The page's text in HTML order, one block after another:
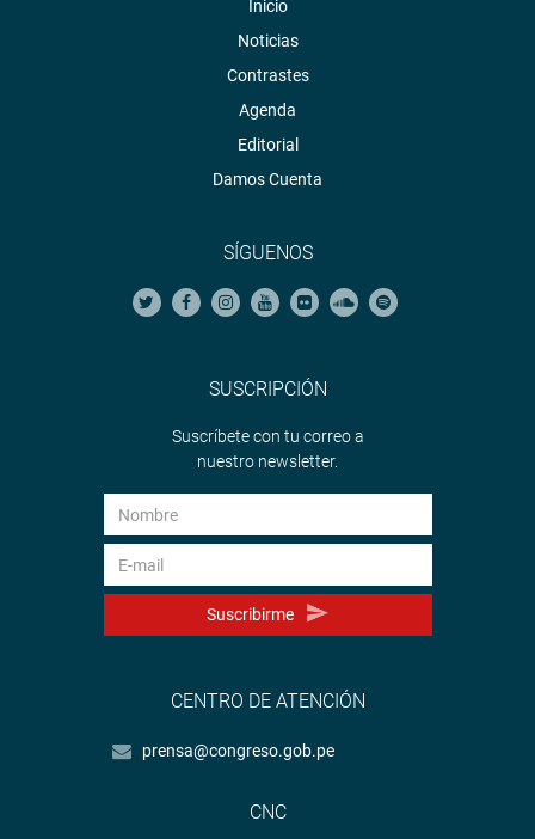
Inicio
Noticias
Contrastes
Agenda
Editorial
Damos Cuenta
SÍGUENOS
SUSCRIPCIÓN
Suscríbete con tu correo a
nuestro newsletter.
Suscribirme
CENTRO DE ATENCIÓN
prensa@congreso.gob.pe
CNC